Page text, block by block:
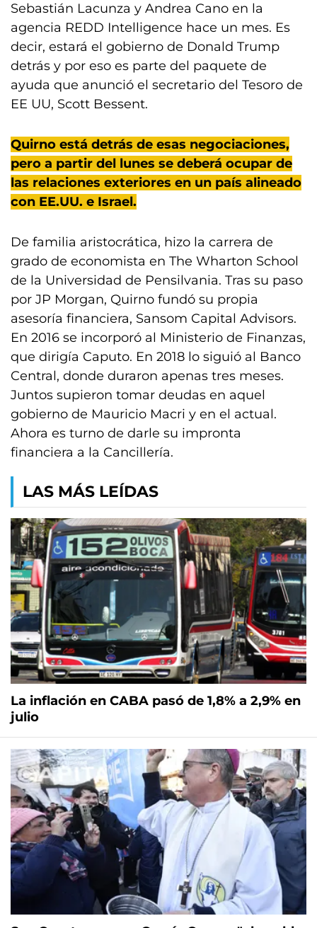
Sebastián Lacunza y Andrea Cano en la
agencia REDD Intelligence hace un mes. Es
decir, estará el gobierno de Donald Trump
detrás y por eso es parte del paquete de
ayuda que anunció el secretario del Tesoro de
EE UU, Scott Bessent.
Quirno está detrás de esas negociaciones,
pero a partir del lunes se deberá ocupar de
las relaciones exteriores en un país alineado
con EE.UU. e Israel.
De familia aristocrática, hizo la carrera de
grado de economista en The Wharton School
de la Universidad de Pensilvania. Tras su paso
por JP Morgan, Quirno fundó su propia
asesoría financiera, Sansom Capital Advisors.
En 2016 se incorporó al Ministerio de Finanzas,
que dirigía Caputo. En 2018 lo siguió al Banco
Central, donde duraron apenas tres meses.
Juntos supieron tomar deudas en aquel
gobierno de Mauricio Macri y en el actual.
Ahora es turno de darle su impronta
financiera a la Cancillería.
LAS MÁS LEÍDAS
La inflación en CABA pasó de 1,8% a 2,9% en
julio